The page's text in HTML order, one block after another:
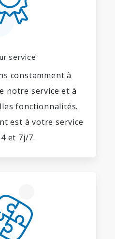
service
constamment à
notre service et à
fonctionnalités.
est à votre service
et 7j/7.